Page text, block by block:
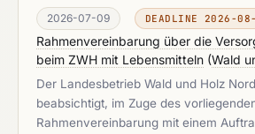
2026-07-09 DEADLINE 2026-
Rahmenvereinbarung über die
beim ZWH mit Lebensmitteln (Wald
Der Landesbetrieb Wald und Holz
beabsichtigt, im Zuge des
Rahmenvereinbarung mit einem